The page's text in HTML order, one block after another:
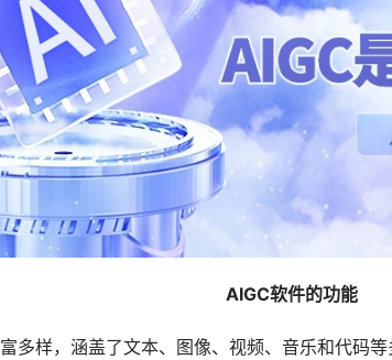
AIGC软件的功能
多样，涵盖了文本、图像、视频、音乐和代码等